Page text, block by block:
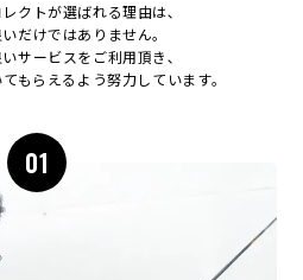
クトが選ばれる理由は､
だけではありません｡
サービスをご利用頂き､
もらえるよう努力しています｡
01